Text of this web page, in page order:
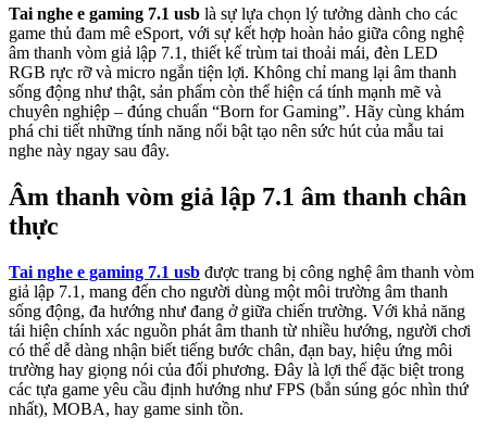
Tai nghe e gaming 7.1 usb là sự lựa chọn lý tưởng dành cho các
game thủ đam mê eSport, với sự kết hợp hoàn hảo giữa công nghệ
âm thanh vòm giả lập 7.1, thiết kế trùm tai thoải mái, đèn LED
RGB rực rỡ và micro ngắn tiện lợi. Không chỉ mang lại âm thanh
sống động như thật, sản phẩm còn thể hiện cá tính mạnh mẽ và
chuyên nghiệp – đúng chuẩn “Born for Gaming”. Hãy cùng khám
phá chi tiết những tính năng nổi bật tạo nên sức hút của mẫu tai
nghe này ngay sau đây.
Âm thanh vòm giả lập 7.1 âm thanh chân
thực
Tai nghe e gaming 7.1 usb được trang bị công nghệ âm thanh vòm
giả lập 7.1, mang đến cho người dùng một môi trường âm thanh
sống động, đa hướng như đang ở giữa chiến trường. Với khả năng
tái hiện chính xác nguồn phát âm thanh từ nhiều hướng, người chơi
có thể dễ dàng nhận biết tiếng bước chân, đạn bay, hiệu ứng môi
trường hay giọng nói của đối phương. Đây là lợi thế đặc biệt trong
các tựa game yêu cầu định hướng như FPS (bắn súng góc nhìn thứ
nhất), MOBA, hay game sinh tồn.